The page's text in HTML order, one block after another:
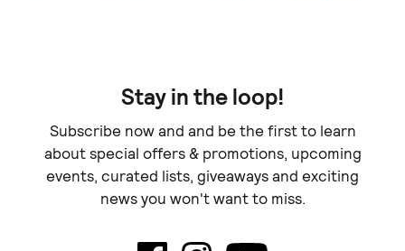
Stay in the loop!
Subscribe now and and be the first to learn
about special offers & promotions, upcoming
events, curated lists, giveaways and exciting
news you won't want to miss.